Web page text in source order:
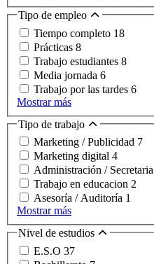
Tipo de empleo
Tiempo completo 18
Prácticas 8
Trabajo estudiantes 8
Media jornada 6
Trabajo por las tardes 6
Mostrar más
Tipo de trabajo
Marketing / Publicidad 7
Marketing digital 4
Administración / Secretaria
Trabajo en educacion 2
Asesoría / Auditoría 1
Mostrar más
Nivel de estudios
E.S.O 37